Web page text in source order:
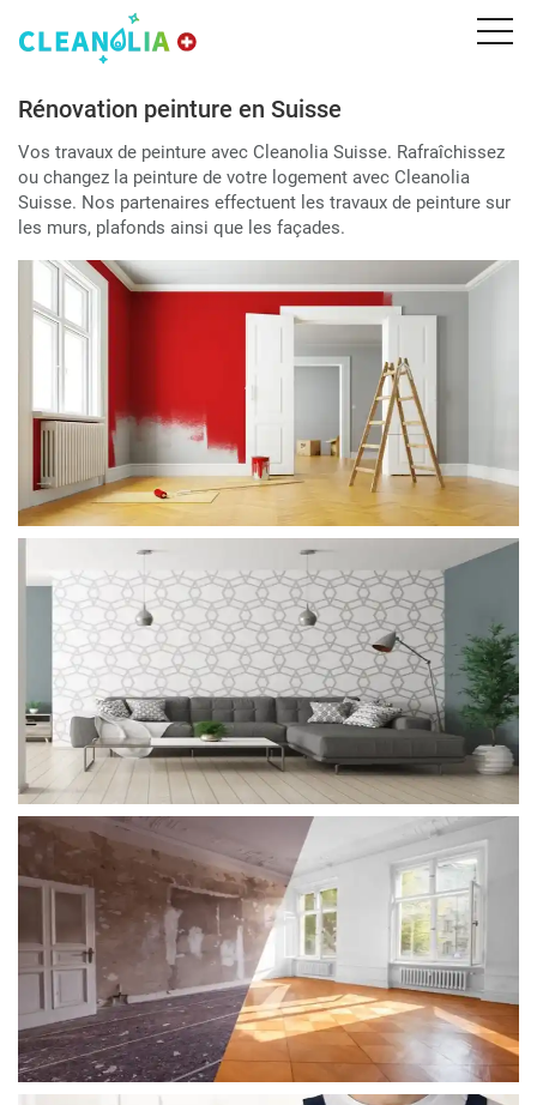
Rénovation peinture en Suisse
Vos travaux de peinture avec Cleanolia Suisse. Rafraîchissez
ou changez la peinture de votre logement avec Cleanolia
Suisse. Nos partenaires effectuent les travaux de peinture sur
les murs, plafonds ainsi que les façades.